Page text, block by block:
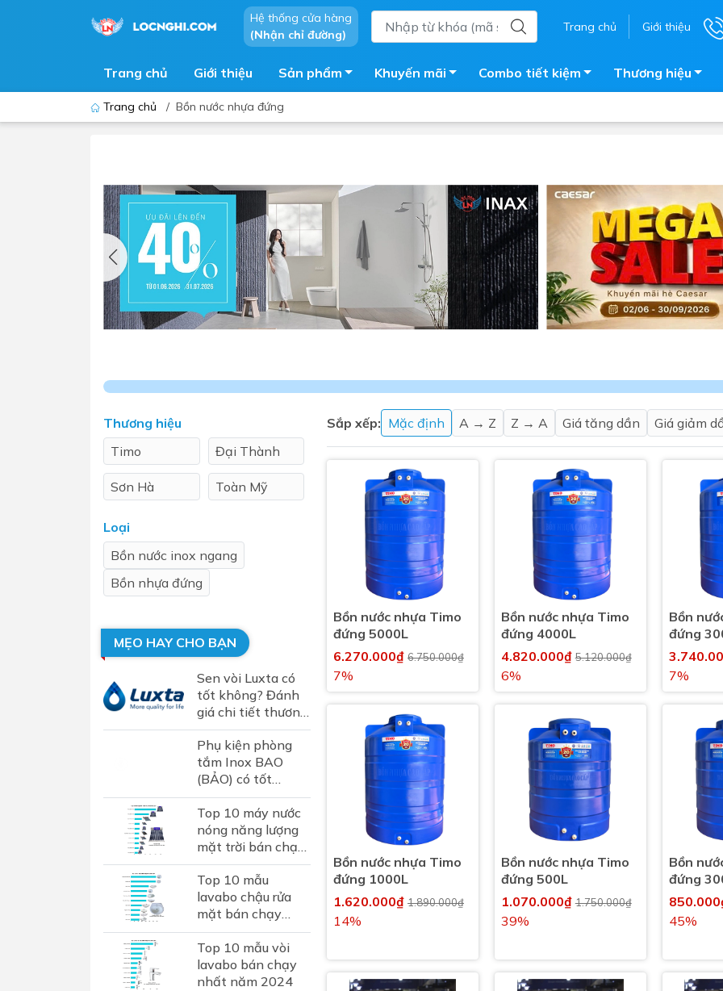
Hệ thống cửa hàng
(Nhận chỉ đường)
Trang chủ Giới thiệu
Trang chủ Giới thiệu Sản phẩm
Thiết bị nhà tiểu
Lavabo - Chậu rửa mặt
Vòi lavabo
Vòi chậu - vòi hồ - vòi gắn tường
Máy sấy tay
Lavabo tủ - Lavabo kính
Phòng tắm kính
Sen tắm đứng
Vòi sen tắm
Máy tắm nước nóng điện
Phụ kiện nhà tắm
Chậu giặt
Sen tắm
Máy nước nóng năng lượng
Bồn bảo ôn
Bồn nhựa tự hoại
Máy bơm tăng áp
Vòi pha nóng lạnh
Máy nước nóng gián tiếp
Phụ kiện nhà vệ sinh
Gương nhà vệ sinh - nhà tắm
Nắp bồn cầu
Nắp điện tử
Combo thiết bị vệ sinh Lộc Nghi lựa
Combo bồn cầu nhà trọ giá rẻ
Combo thiết bị vệ sinh chính hãng
Combo Máy nước nóng năng lượng
mặt trời
Combo thiết bị vệ sinh cao cấp
Khuyến mãi Combo tiết kiệm Thương hiệu
Trang chủ / Bồn nước nhựa đứng
Sắp xếp: Mặc định A → Z Z → A Giá tăng dần Giá giảm
Bồn nước nhựa Timo
đứng 5000L
6.270.000₫ 6.750.000₫
7%
Bồn nước nhựa Timo
đứng 4000L
4.820.000₫5.120.000₫
6%
Bồn
đứng
7%
Bồn nước nhựa Timo
đứng 1000L
1.620.000₫ 1.890.000₫
14%
Bồn nước nhựa Timo
đứng 500L
1.070.000₫1.750.000₫
39%
Bồn
đứng
45%
Thương hiệu
Timo
Đại Thành
Sơn Hà Toàn Mỹ
Loại
Bồn nước inox ngang
Bồn nhựa đứng
MẸO HAY CHO BẠN
Sen vòi Luxta có
tốt không? Đánh
giá chi tiết thương
hiệu sen vòi Luxta
tại Việt Nam
Phụ kiện phòng
tắm Inox BAO
(BẢO) có tốt
không? Đánh giá
chi tiết thương
hiệu phụ kiện inox
hơn...
Top 10 máy nước
nóng năng lượng
mặt trời bán chạy
nhất 2024
Top 10 mẫu
lavabo chậu rửa
mặt bán chạy
nhất năm 2024
Top 10 mẫu vòi
lavabo bán chạy
nhất năm 2024